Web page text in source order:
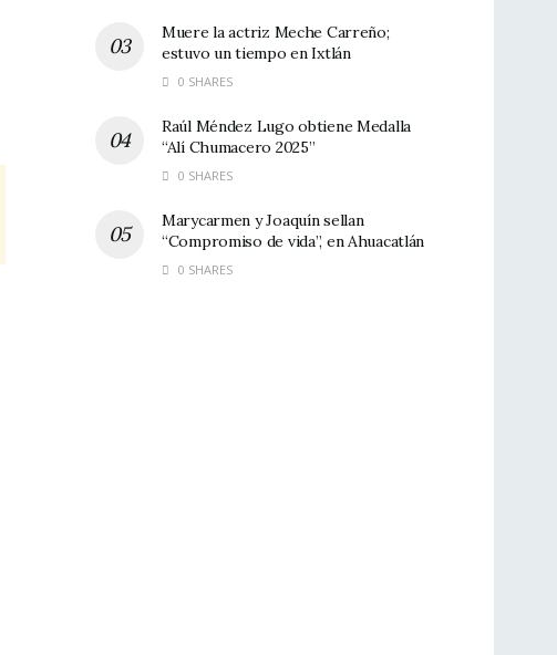
Muere la actriz Meche Carreño;
estuvo un tiempo en Ixtlán
0 SHARES
Raúl Méndez Lugo obtiene Medalla
“Alí Chumacero 2025”
0 SHARES
Marycarmen y Joaquín sellan
“Compromiso de vida”, en Ahuacatlán
0 SHARES